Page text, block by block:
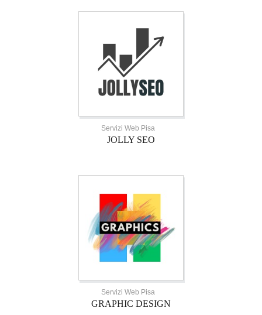
Servizi Web Pisa
JOLLY SEO
Servizi Web Pisa
GRAPHIC DESIGN